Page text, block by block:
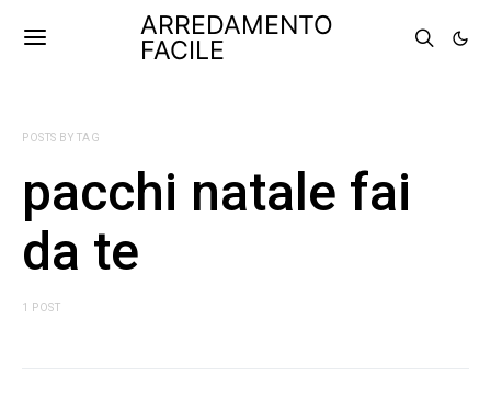
ARREDAMENTO
FACILE
POSTS BY TAG
pacchi natale fai
da te
1 POST